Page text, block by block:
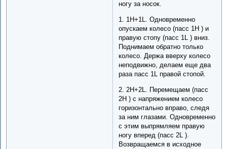
ногу за носок.
1. 1H+1L. Одновременно
опускаем колесо (пасс 1H ) и
правую стопу (пасс 1L ) вниз.
Поднимаем обратно только
колесо. Держа вверху колесо
неподвижно, делаем еще два
раза пасс 1L правой стопой.
2. 2H+2L. Перемещаем (пасс
2H ) с напряжением колесо
горизонтально вправо, следя
за ним глазами. Одновременно
с этим выпрямляем правую
ногу вперед (пасс 2L ).
Возвращаемся в исходное